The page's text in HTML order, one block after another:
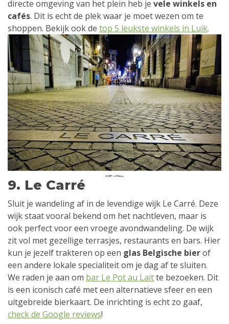
directe omgeving van het plein heb je vele winkels en
cafés. Dit is echt de plek waar je moet wezen om te
shoppen. Bekijk ook de top 5 leukste winkels in Luik.
9. Le Carré
Sluit je wandeling af in de levendige wijk Le Carré. Deze
wijk staat vooral bekend om het nachtleven, maar is
ook perfect voor een vroege avondwandeling. De wijk
zit vol met gezellige terrasjes, restaurants en bars. Hier
kun je jezelf trakteren op een glas Belgische bierof
een andere lokale specialiteit om je dag af te sluiten.
We raden je aan om bar Le Pot au Laitte bezoeken. Dit
is een iconisch café met een alternatieve sfeer en een
uitgebreide bierkaart. De inrichting is echt zo gaaf,
check de Google reviews!